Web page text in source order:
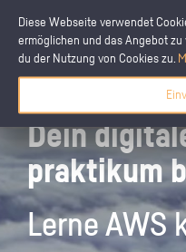
Diese Webseite verwendet
ermöglichen und das Angebot
du der Nutzung von Cookies zu.
Dein
praktikum
Lerne AWS